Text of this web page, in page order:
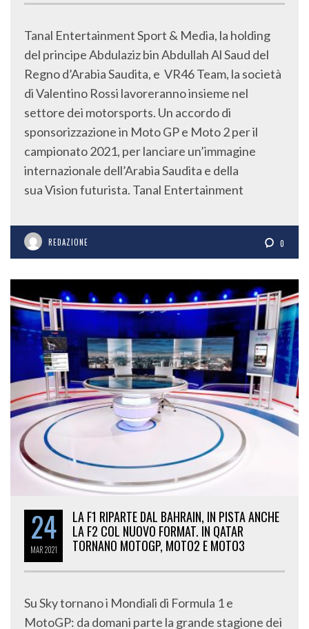
Tanal Entertainment Sport & Media, la holding
del principe Abdulaziz bin Abdullah Al Saud del
Regno d’Arabia Saudita, e VR46 Team, la società
di Valentino Rossi lavoreranno insieme nel
settore dei motorsports. Un accordo di
sponsorizzazione in Moto GP e Moto 2 per il
campionato 2021, per lanciare un’immagine
internazionale dell’Arabia Saudita e della
sua Vision futurista. Tanal Entertainment
REDAZIONE 0
24
MAR2021
LA F1 RIPARTE DAL BAHRAIN, IN PISTA ANCHE
LA F2 COL NUOVO FORMAT. IN QATAR
TORNANO MOTOGP, MOTO2 E MOTO3
Su Sky tornano i Mondiali di Formula 1 e
MotoGP: da domani parte la grande stagione dei